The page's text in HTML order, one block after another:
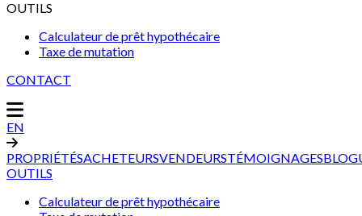
OUTILS
Calculateur de prêt hypothécaire
Taxe de mutation
CONTACT
EN
PROPRIÉTÉSACHETEURSVENDEURSTÉMOIGNAGES
OUTILS
Calculateur de prêt hypothécaire